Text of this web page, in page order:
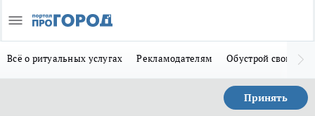
Всё о ритуальных услугах Рекламодателям Обустрой свой дом
Принять